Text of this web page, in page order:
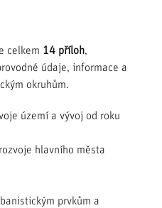
celkem 14 příloh,
údaje, informace a
okruhům.
území a vývoj od roku
hlavního města
prvkům a